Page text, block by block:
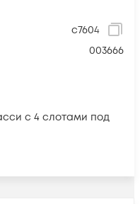
c7604
003666
с 4 слотами под